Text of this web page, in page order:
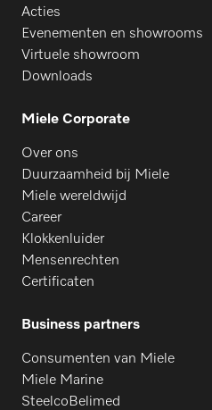
Acties
Evenementen en showrooms
Virtuele showroom
Downloads
Miele Corporate
Over ons
Duurzaamheid bij Miele
Miele wereldwijd
Career
Klokkenluider
Mensenrechten
Certificaten
Business partners
Consumenten van Miele
Miele Marine
SteelcoBelimed